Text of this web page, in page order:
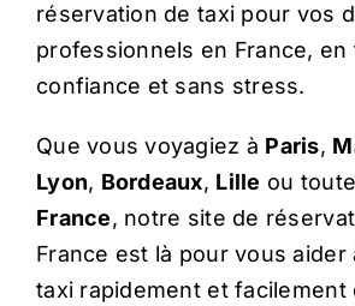
réservation de taxi pour vos
professionnels en France, en
confiance et sans stress.
Que vous voyagiez à Paris,
Lyon, Bordeaux, Lille ou
France, notre site de
France est là pour vous aider
taxi rapidement et facilement